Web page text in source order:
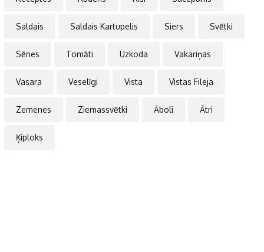
Saldais Saldais Kartupelis Siers Svētki
Sēnes Tomāti Uzkoda Vakariņas
Vasara Veselīgi Vista Vistas Fileja
Zemenes Ziemassvētki Āboli Ātri
Ķiploks